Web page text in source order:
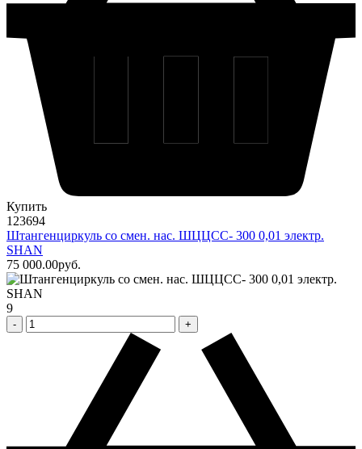
Купить
123694
Штангенциркуль со смен. нас. ШЦЦСС- 300 0,01 электр.
SHAN
75 000.00pуб.
9